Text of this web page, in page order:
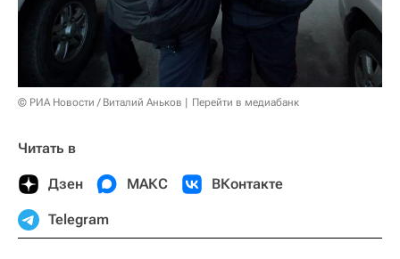
© РИА Новости / Виталий Аньков Перейти в медиабанк
Читать в
Дзен МАКС ВКонтакте
Telegram